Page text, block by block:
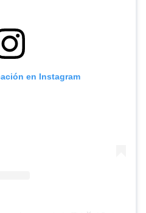
en Instagram